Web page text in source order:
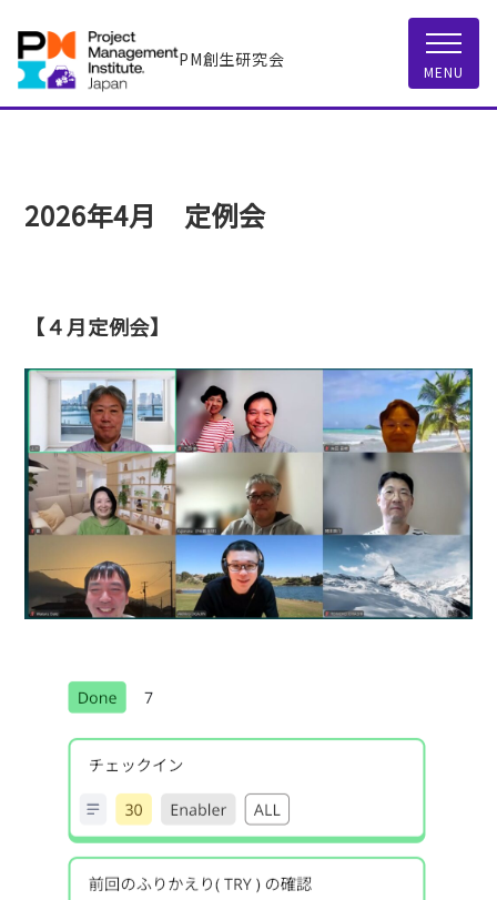
PM創生研究会
MENU
2026年4月 定例会
【４月定例会】